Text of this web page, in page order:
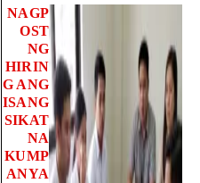
NAGP
OST
NG
HIRIN
G ANG
ISANG
SIKAT
NA
KUMP
ANYA